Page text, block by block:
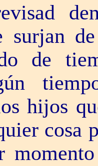
surjan
de
hijos
cosa